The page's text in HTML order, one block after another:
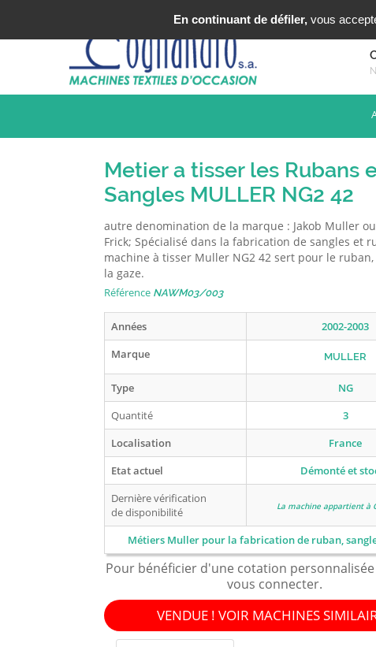
Tel : +33 (0)3 20 25 49 49
Metier a tisser les Rubans
Sangles MULLER NG2 42
autre denomination de la marque : Jakob Muller
Frick; Spécialisé dans la fabrication de sangles et
machine à tisser Muller NG2 42 sert pour le
la gaze.
Référence NAWM03/003
Années
2002-2003
Marque
MULLER
Type
NG
Quantité
3
Localisation
France
Etat actuel
Démonté et
Dernière vérification
de disponibilité
La machine appartient à
Métiers Muller pour la fabrication de ruban,
Pour bénéficier d'une cotation personnalisée
vous connecter.
VENDUE ! VOIR MACHINES
En continuant de défiler,vous